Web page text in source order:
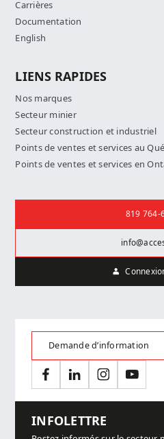
Carrières
Documentation
English
LIENS RAPIDES
Nos marques
Secteur minier
Secteur construction et industriel
Points de ventes et services au
Points de ventes et services en
819 764-
Demande d’information
FacebookLinkedInInstagramYouTube
INFOLETTRE